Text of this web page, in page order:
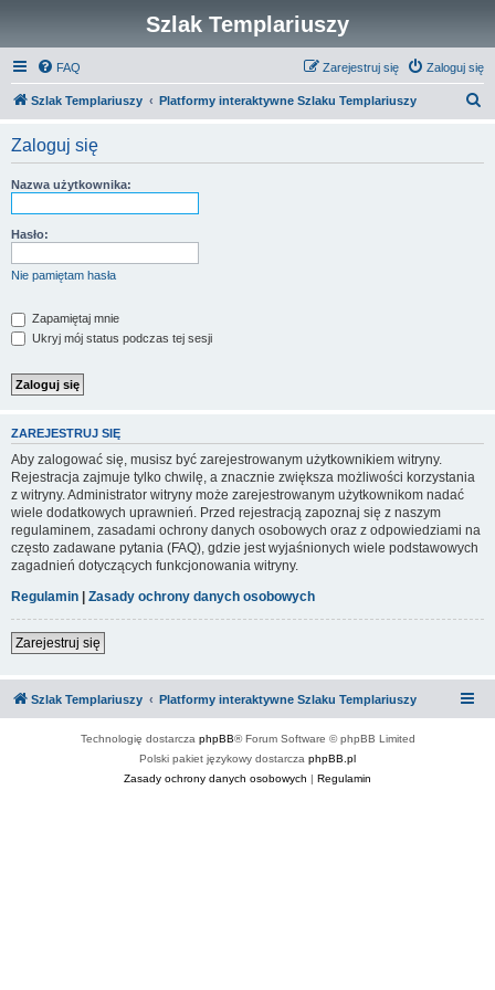
Szlak Templariuszy
FAQ Zaloguj się
Zarejestruj się
Szlak Templariuszy Platformy interaktywne Szlaku Templariuszy
Zaloguj się
Nazwa użytkownika:
Hasło:
Nie pamiętam hasła
Zapamiętaj mnie
Ukryj mój status podczas tej sesji
ZAREJESTRUJ SIĘ
Aby zalogować się, musisz być zarejestrowanym użytkownikiem witryny.
Rejestracja zajmuje tylko chwilę, a znacznie zwiększa możliwości korzystania
z witryny. Administrator witryny może zarejestrowanym użytkownikom nadać
wiele dodatkowych uprawnień. Przed rejestracją zapoznaj się z naszym
regulaminem, zasadami ochrony danych osobowych oraz z odpowiedziami na
często zadawane pytania (FAQ), gdzie jest wyjaśnionych wiele podstawowych
zagadnień dotyczących funkcjonowania witryny.
Regulamin | Zasady ochrony danych osobowych
Zarejestruj się
Szlak Templariuszy Platformy interaktywne Szlaku Templariuszy
Technologię dostarcza phpBB® Forum Software © phpBB Limited
Polski pakiet językowy dostarcza phpBB.pl
Zasady ochrony danych osobowych | Regulamin